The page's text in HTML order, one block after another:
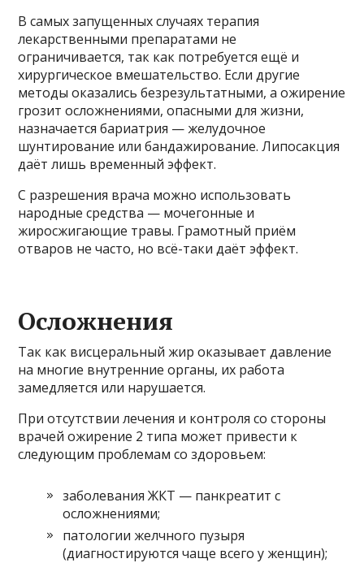
В самых запущенных случаях терапия
лекарственными препаратами не
ограничивается, так как потребуется ещё и
хирургическое вмешательство. Если другие
методы оказались безрезультатными, а ожирение
грозит осложнениями, опасными для жизни,
назначается бариатрия — желудочное
шунтирование или бандажирование. Липосакция
даёт лишь временный эффект.
С разрешения врача можно использовать
народные средства — мочегонные и
жиросжигающие травы. Грамотный приём
отваров не часто, но всё-таки даёт эффект.
Осложнения
Так как висцеральный жир оказывает давление
на многие внутренние органы, их работа
замедляется или нарушается.
При отсутствии лечения и контроля со стороны
врачей ожирение 2 типа может привести к
следующим проблемам со здоровьем:
заболевания ЖКТ — панкреатит с
осложнениями;
патологии желчного пузыря
(диагностируются чаще всего у женщин);